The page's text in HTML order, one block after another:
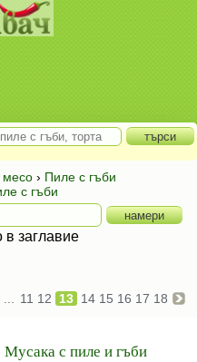
месо › Пиле с гъби
с гъби
в заглавие
11 12 13 14 15 16 17 18
Мусака с пиле и гъби